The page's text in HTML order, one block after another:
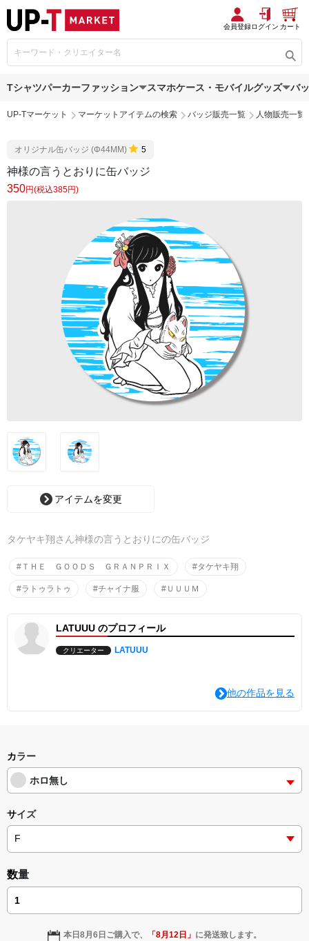
会員登録ログイン カート
Tシャツパーカーファッション スマホケース・モバイルグッズ バ
UP-Tマーケット マーケットアイテムの検索 バッジ販売一覧 人物販売一覧
オリジナル缶バッジ (Φ44MM) 5
神様の言うとおりに缶バッジ
350円(税込385円)
アイテムを変更
タケヤキ翔さん神様の言うとおりにの缶バッジ
#ＴＨＥ ＧＯＯＤＳ ＧＲＡＮＰＲＩＸ #タケヤキ翔
#ラトゥラトゥ #チャイナ服 #ＵＵＵＭ
LATUUU のプロフィール
クリエーター LATUUU
他の作品を見る
カラー
ホロ無し
サイズ
数量
本日8月6日 ご購入で、 「8月12日 」 に発送致します。